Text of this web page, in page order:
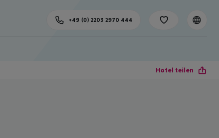
+49 (0) 2203 2970 444
Hotel teilen